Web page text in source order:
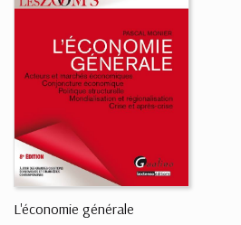
L'économie générale